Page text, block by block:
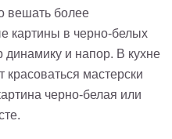
вешать более
картины в черно-белых
и напор. В кухне
мастерски
черно-белая или